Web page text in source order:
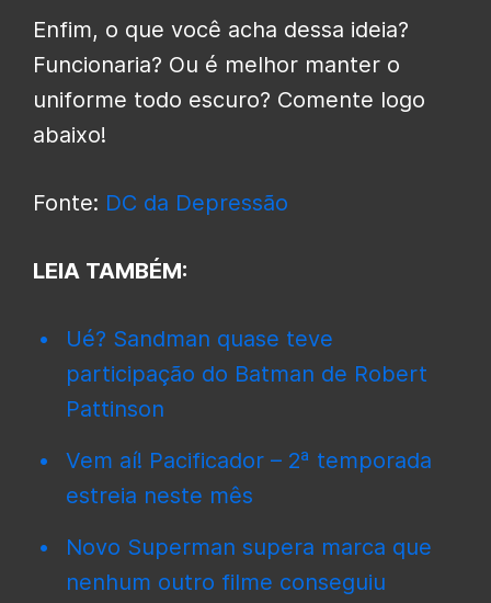
Enfim, o que você acha dessa ideia?
Funcionaria? Ou é melhor manter o
uniforme todo escuro? Comente logo
abaixo!
Fonte: DC da Depressão
LEIA TAMBÉM:
Ué? Sandman quase teve
participação do Batman de Robert
Pattinson
Vem aí! Pacificador – 2ª temporada
estreia neste mês
Novo Superman supera marca que
nenhum outro filme conseguiu